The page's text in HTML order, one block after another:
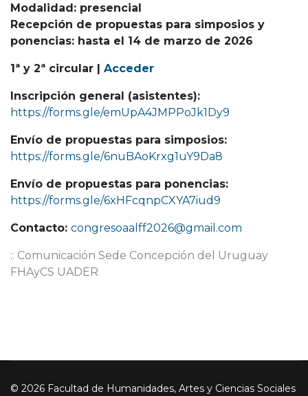
Modalidad: presencial
Recepción de propuestas para simposios y
ponencias: hasta el 14 de marzo de 2026
1ª y 2ª circular | Acceder
Inscripción general (asistentes):
https://forms.gle/emUpA4JMPPoJk1Dy9
Envío de propuestas para simposios:
https://forms.gle/6nuBAoKrxg1uY9Da8
Envío de propuestas para ponencias:
https://forms.gle/6xHFcqnpCXYA7iud9
Contacto: congresoaalff2026@gmail.com
:: Comunicación Sede Concepción del Uruguay
FHAyCS UADER
© 2026 Facultad de Humanidades, Artes y Ciencias Sociales